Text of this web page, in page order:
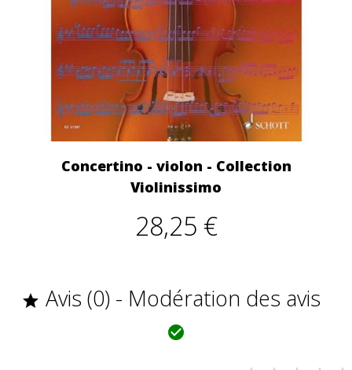
Concertino - violon - Collection
Violinissimo
28,25 €
 Avis (0) - Modération des avis
